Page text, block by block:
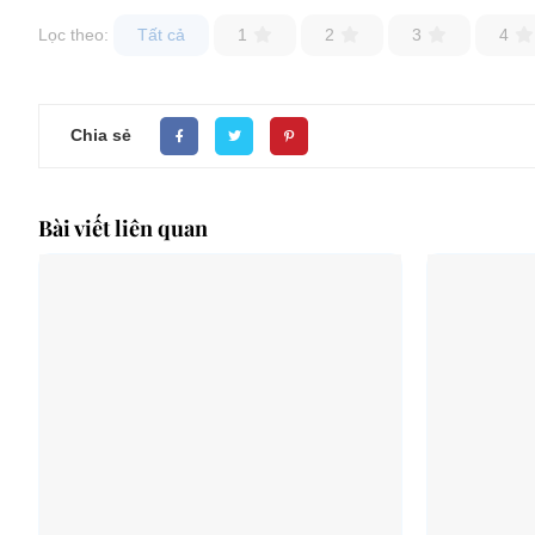
Lọc theo: Tất cả 1 2 3 4
Chia sẻ
Bài viết liên quan